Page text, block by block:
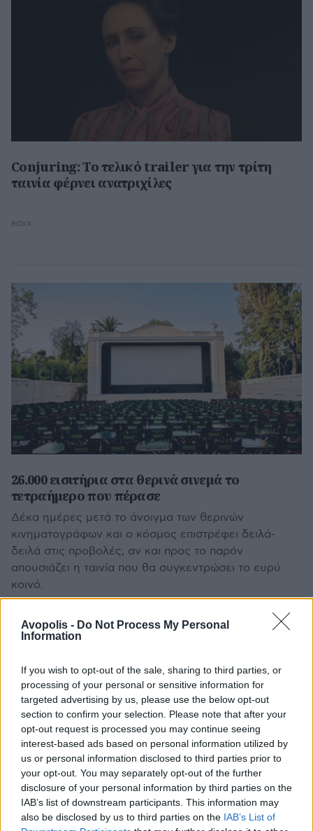
Avopolis - Do Not Process My Personal
Information
If you wish to opt-out of the sale, sharing to third parties, or
processing of your personal or sensitive information for
targeted advertising by us, please use the below opt-out
section to confirm your selection. Please note that after your
opt-out request is processed you may continue seeing
interest-based ads based on personal information utilized by
us or personal information disclosed to third parties prior to
your opt-out. You may separately opt-out of the further
disclosure of your personal information by third parties on the
IAB’s list of downstream participants. This information may
also be disclosed by us to third parties on the IAB’s List of
Conjuring: Το τελικό trailer για την τρίτη
ταινία φέρνει ανατριχίλες
ROXX
26.000 εισιτήρια στα θερινά σινεμά το
τετραήμερο που πέρασε
Δέκα ημέρες μετά το άνοιγμα των θερινών
κινηματογράφων και ο κόσμος επιστρέφει δειλά-
δειλά στις προβολές, αν και προς το παρόν
απουσιάζει η ταινία που θα συγκεντρώσει το ευρύ
κοινό.